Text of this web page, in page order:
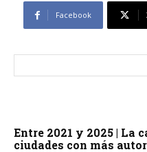
Facebook
Entre 2021 y 2025 | La
ciudades con más